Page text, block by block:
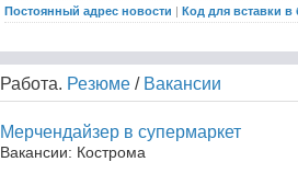
Постоянный адрес новости | Код для вставки в
Работа. Резюме / Вакансии
Мерчендайзер в супермаркет
Вакансии: Кострома